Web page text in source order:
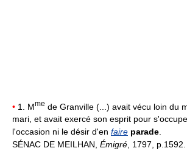
• 1. Mme de Granville (...) avait vécu loin du
mari, et avait exercé son esprit pour
l'occasion ni le désir d'en faire parade.
SÉNAC DE MEILHAN, Émigré, 1797, p.1592.